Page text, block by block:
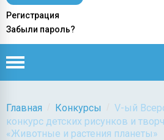
Регистрация
Забыли пароль?
Главная Конкурсы
V-ый
конкурс детских рисунков и
«Животные и растения планеты»